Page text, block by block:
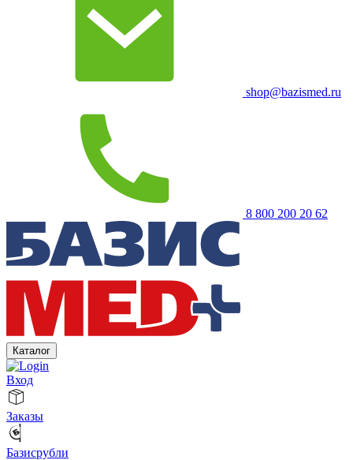
shop@bazismed.ru
8 800 200 20 62
Каталог
Вход
Заказы
Базисрубли